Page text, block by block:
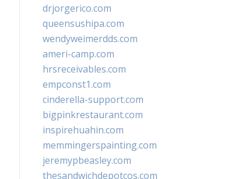
drjorgerico.com
queensushipa.com
wendyweimerdds.com
ameri-camp.com
hrsreceivables.com
empconst1.com
cinderella-support.com
bigpinkrestaurant.com
inspirehuahin.com
memmingerspainting.com
jeremypbeasley.com
thesandwichdepotcos.com